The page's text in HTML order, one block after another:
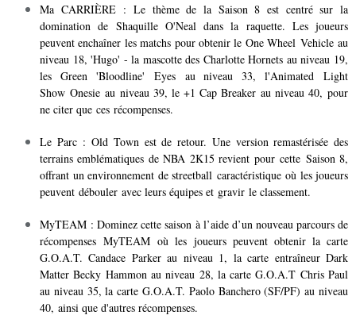
Ma CARRIÈRE : Le thème de la Saison 8 est centré sur la
domination de Shaquille O'Neal dans la raquette. Les joueurs
peuvent enchaîner les matchs pour obtenir le One Wheel Vehicle au
niveau 18, 'Hugo' - la mascotte des Charlotte Hornets au niveau 19,
les Green 'Bloodline' Eyes au niveau 33, l'Animated Light
Show Onesie au niveau 39, le +1 Cap Breaker au niveau 40, pour
ne citer que ces récompenses.
Le Parc : Old Town est de retour. Une version remastérisée des
terrains emblématiques de NBA 2K15 revient pour cette Saison 8,
offrant un environnement de streetball caractéristique où les joueurs
peuvent débouler avec leurs équipes et gravir le classement.
MyTEAM : Dominez cette saison à l’aide d’un nouveau parcours de
récompenses MyTEAM où les joueurs peuvent obtenir la carte
G.O.A.T. Candace Parker au niveau 1, la carte entraîneur Dark
Matter Becky Hammon au niveau 28, la carte G.O.A.T Chris Paul
au niveau 35, la carte G.O.A.T. Paolo Banchero (SF/PF) au niveau
40, ainsi que d'autres récompenses.